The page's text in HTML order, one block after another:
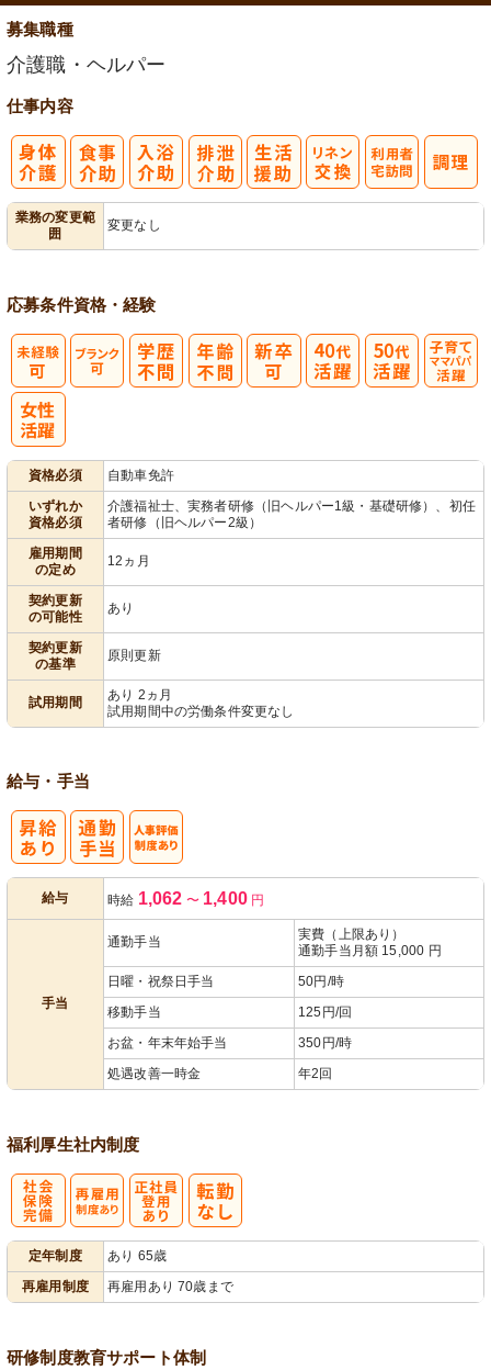
募集職種
介護職・ヘルパー
仕事内容
業務の変更範
囲
変更なし
応募条件資格・経験
資格必須
自動車免許
いずれか
資格必須
介護福祉士、実務者研修（旧ヘルパー1級・基礎研修）、初任
者研修（旧ヘルパー2級）
雇用期間
の定め
12ヵ月
契約更新
の可能性
あり
契約更新
の基準
原則更新
試用期間
あり 2ヵ月
試用期間中の労働条件変更なし
給与・手当
給与 時給 1,062 〜 1,400円
手当
通勤手当
実費（上限あり）
通勤手当月額 15,000 円
日曜・祝祭日手当
50円/時
移動手当
125円/回
お盆・年末年始手当
350円/時
処遇改善一時金
年2回
福利厚生社内制度
定年制度
あり 65歳
再雇用制度
再雇用あり 70歳まで
研修制度教育サポート体制